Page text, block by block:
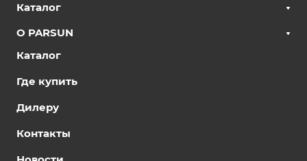
Каталог
О PARSUN
Каталог
Где купить
Дилеру
Контакты